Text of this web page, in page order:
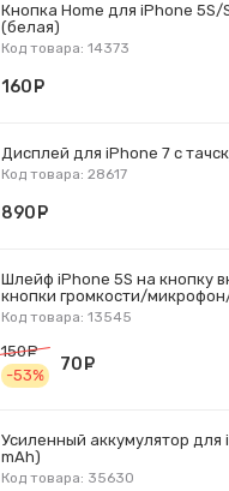
Кнопка Home для iPhone
(белая)
Код товара: 14373
160
Дисплей для iPhone 7 с
Код товара: 28617
890
Шлейф iPhone 5S на кнопку
кнопки громкости/
Код товара: 13545
150
руб.
-53%
70
Усиленный аккумулятор для
mAh)
Код товара: 35630